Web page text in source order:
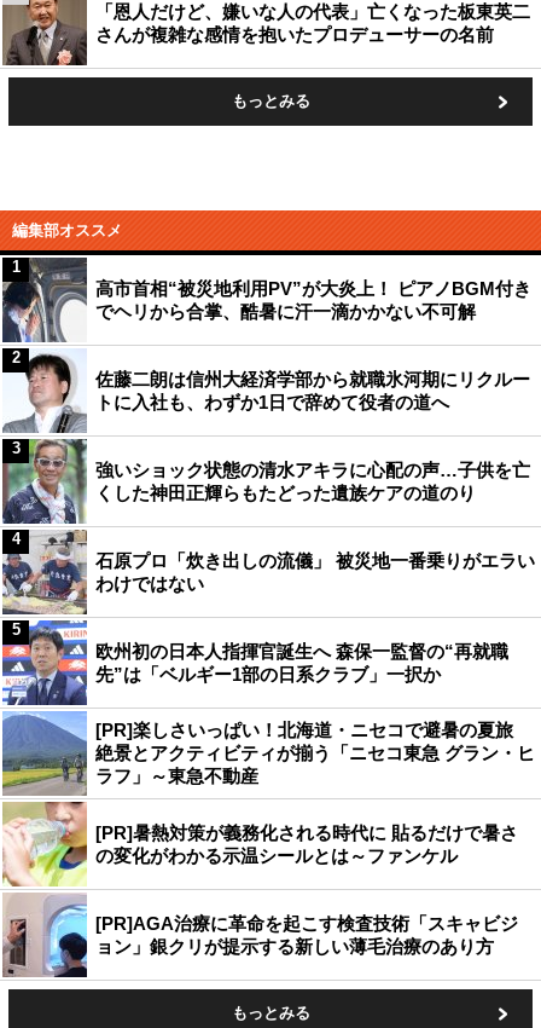
「恩人だけど、嫌いな人の代表」亡くなった板東英二
さんが複雑な感情を抱いたプロデューサーの名前
もっとみる
編集部オススメ
高市首相“被災地利用PV”が大炎上！ ピアノBGM付き
でヘリから合掌、酷暑に汗一滴かかない不可解
1
佐藤二朗は信州大経済学部から就職氷河期にリクルー
トに入社も、わずか1日で辞めて役者の道へ
2
強いショック状態の清水アキラに心配の声…子供を亡
くした神田正輝らもたどった遺族ケアの道のり
3
石原プロ「炊き出しの流儀」 被災地一番乗りがエラい
わけではない
4
欧州初の日本人指揮官誕生へ 森保一監督の“再就職
先”は「ベルギー1部の日系クラブ」一択か
5
[PR]楽しさいっぱい！北海道・ニセコで避暑の夏旅
絶景とアクティビティが揃う「ニセコ東急 グラン・ヒ
ラフ」～東急不動産
[PR]暑熱対策が義務化される時代に 貼るだけで暑さ
の変化がわかる示温シールとは～ファンケル
[PR]AGA治療に革命を起こす検査技術「スキャビジ
ョン」銀クリが提示する新しい薄毛治療のあり方
もっとみる